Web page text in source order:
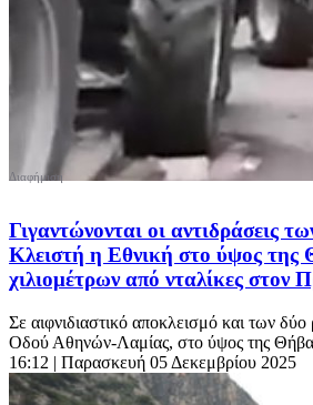
Γιγαντώνονται οι αντιδράσεις
Κλειστή η Εθνική στο ύψος της
χιλιομέτρων από νταλίκες στον
Σε αιφνιδιαστικό αποκλεισμό και των
Οδού Αθηνών-Λαμίας, στο ύψος της
16:12 | Παρασκευή 05 Δεκεμβρίου 2025